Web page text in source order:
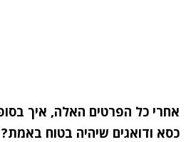
אחרי כל הפרטים האלה, איך
כסא ודואגים שיהיה בטוח באמת?